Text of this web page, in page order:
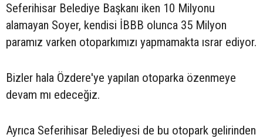
Seferihisar Belediye Başkanı iken 10 Milyonu
alamayan Soyer, kendisi İBBB olunca 35 Milyon
paramız varken otoparkımızı yapmamakta ısrar ediyor.
Bizler hala Özdere'ye yapılan otoparka özenmeye
devam mı edeceğiz.
Ayrıca Seferihisar Belediyesi de bu otopark gelirinden